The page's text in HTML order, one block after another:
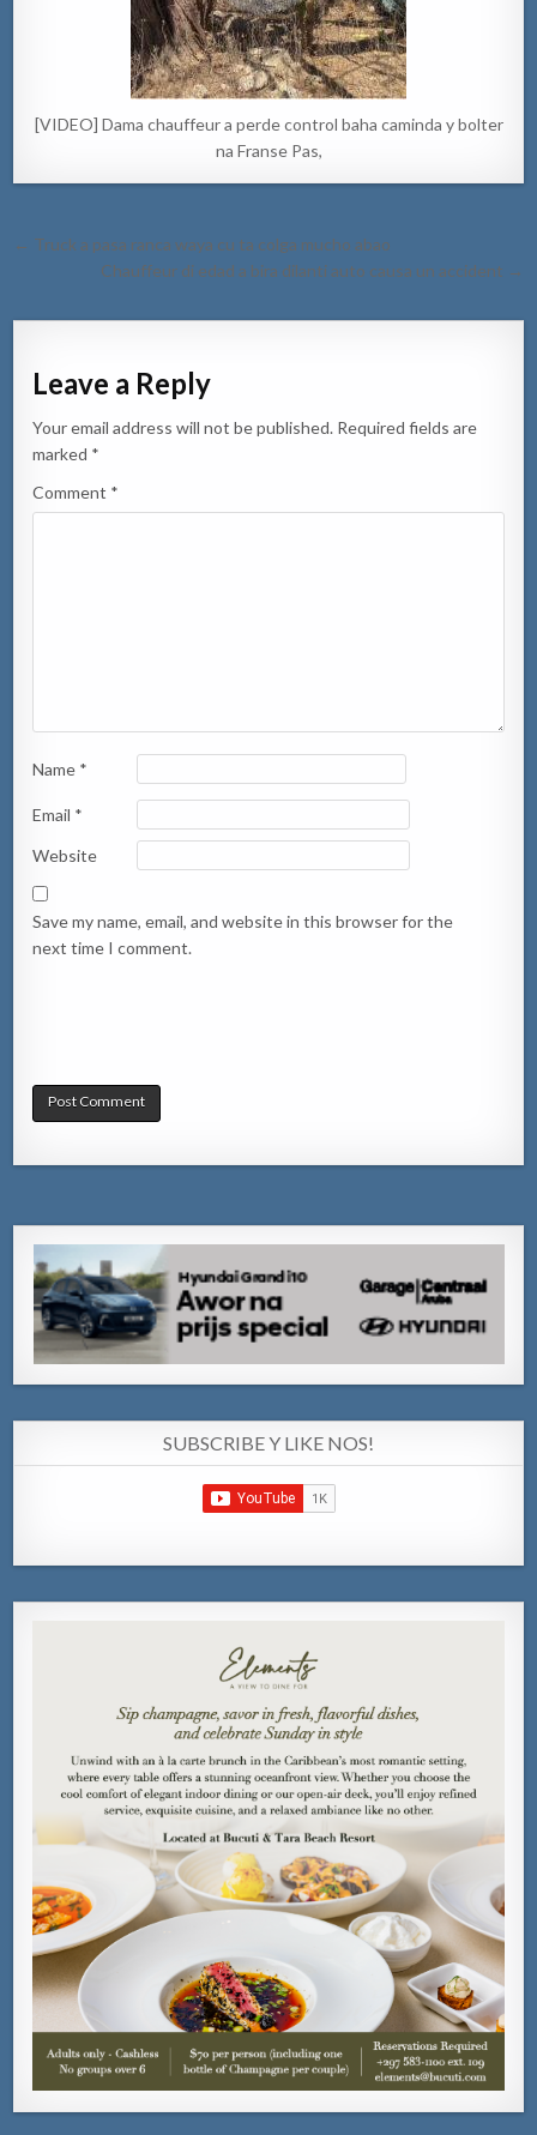
[VIDEO] Dama chauffeur a perde control baha caminda y bolter
na Franse Pas,
Post
navigation
← Truck a pasa ranca waya cu ta colga mucho abao
Chauffeur di edad a bira dilanti auto causa un accident →
Leave a Reply
Your email address will not be published. Required fields are
marked *
Comment *
Name *
Email *
Website
Save my name, email, and website in this browser for the
next time I comment.
SUBSCRIBE Y LIKE NOS!